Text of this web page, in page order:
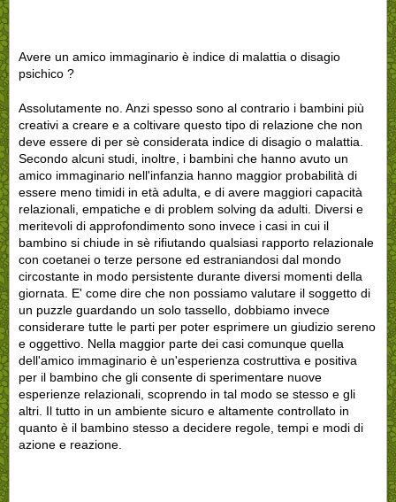
Avere un amico immaginario è indice di malattia o disagio
psichico ?
Assolutamente no. Anzi spesso sono al contrario i bambini più
creativi a creare e a coltivare questo tipo di relazione che non
deve essere di per sè considerata indice di disagio o malattia.
Secondo alcuni studi, inoltre, i bambini che hanno avuto un
amico immaginario nell'infanzia hanno maggior probabilità di
essere meno timidi in età adulta, e di avere maggiori capacità
relazionali, empatiche e di problem solving da adulti. Diversi e
meritevoli di approfondimento sono invece i casi in cui il
bambino si chiude in sè rifiutando qualsiasi rapporto relazionale
con coetanei o terze persone ed estraniandosi dal mondo
circostante in modo persistente durante diversi momenti della
giornata. E' come dire che non possiamo valutare il soggetto di
un puzzle guardando un solo tassello, dobbiamo invece
considerare tutte le parti per poter esprimere un giudizio sereno
e oggettivo. Nella maggior parte dei casi comunque quella
dell'amico immaginario è un'esperienza costruttiva e positiva
per il bambino che gli consente di sperimentare nuove
esperienze relazionali, scoprendo in tal modo se stesso e gli
altri. Il tutto in un ambiente sicuro e altamente controllato in
quanto è il bambino stesso a decidere regole, tempi e modi di
azione e reazione.